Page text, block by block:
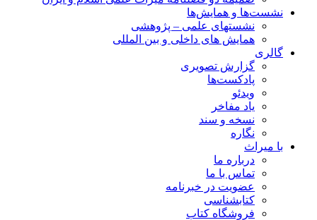
نشست‌ها و همایش‌ها
نشستهای علمی – پژوهشی
همایش های داخلی و بین المللی
گالری
گزارش تصویری
پادکست‌ها
ویدئو
یاد مفاخر
نسخه و سند
نگاره
با میراث
درباره ما
تماس با ما
عضویت در خبرنامه
کتابشناسی
فروشگاه کتاب